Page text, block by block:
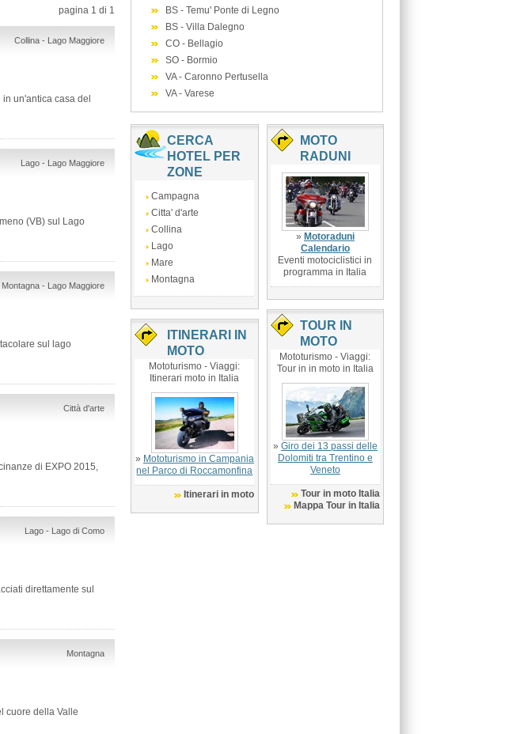
pagina 1 di 1
Collina - Lago Maggiore
un'antica casa del
Lago - Lago Maggiore
(VB) sul Lago
Montagna - Lago Maggiore
sul lago
Città d'arte
di EXPO 2015,
Lago - Lago di Como
direttamente sul
Montagna
cuore della Valle
BS - Temu' Ponte di Legno
BS - Villa Dalegno
CO - Bellagio
SO - Bormio
VA - Caronno Pertusella
VA - Varese
CERCA
HOTEL PER
ZONE
Campagna
Citta' d'arte
Collina
Lago
Mare
Montagna
ITINERARI IN
MOTO
Mototurismo - Viaggi:
Itinerari moto in Italia
» Mototurismo in Campania
nel Parco di Roccamonfina
Itinerari in moto
MOTO
RADUNI
» Motoraduni
Calendario
Eventi motociclistici in
programma in Italia
TOUR IN
MOTO
Mototurismo - Viaggi:
Tour in in moto in Italia
» Giro dei 13 passi delle
Dolomiti tra Trentino e
Veneto
Tour in moto Italia
Mappa Tour in Italia